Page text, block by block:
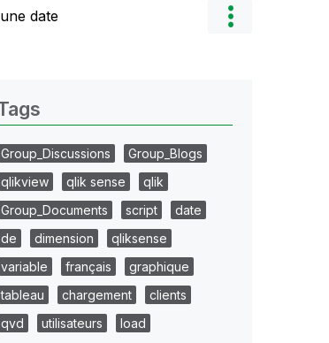
date
Group_Discussions
Group_Blogs
qlikview
qlik sense
qlik
Group_Documents
script
date
de
dimension
qliksense
variable
français
graphique
tableau
chargement
clients
qvd
utilisateurs load